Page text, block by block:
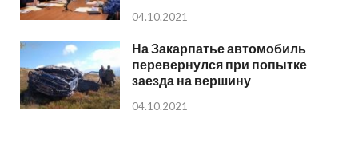
04.10.2021
На Закарпатье автомобиль
перевернулся при попытке
заезда на вершину
04.10.2021